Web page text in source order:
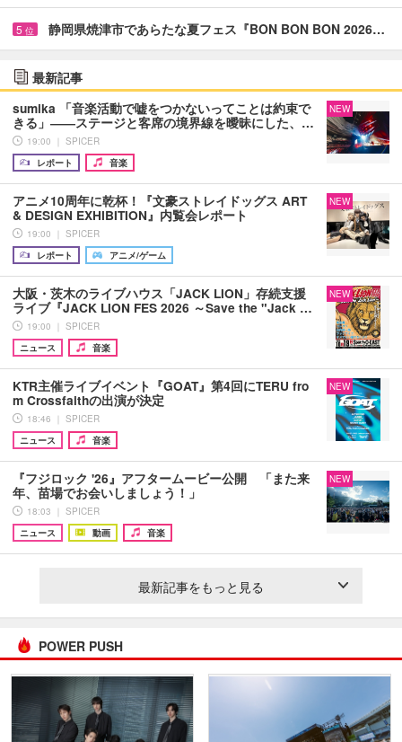
5 位 静岡県焼津市であらたな夏フェス『BON BON BON 2026…
最新記事
sumika 「音楽活動で嘘をつかないってことは約束で
きる」――ステージと客席の境界線を曖昧にした、…
19:00 ｜ SPICER
レポート
音楽
NEW
アニメ10周年に乾杯！『文豪ストレイドッグス ART
& DESIGN EXHIBITION』内覧会レポート
19:00 ｜ SPICER
レポート
アニメ/ゲーム
NEW
大阪・茨木のライブハウス「JACK LION」存続支援
ライブ『JACK LION FES 2026 ～Save the "Jack …
19:00 ｜ SPICER
ニュース
音楽
NEW
KTR主催ライブイベント『GOAT』第4回にTERU fro
m Crossfaithの出演が決定
18:46 ｜ SPICER
ニュース
音楽
NEW
『フジロック '26』アフタームービー公開 「また来
年、苗場でお会いしましょう！」
18:03 ｜ SPICER
ニュース
動画 音楽
NEW
最新記事をもっと見る
POWER PUSH